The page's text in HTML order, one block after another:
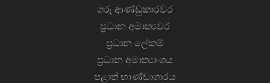
ගරු ආණ්ඩුකාරවර
ප්‍රධාන අමාත්‍යවර
ප්‍රධාන ලේකම්
ප්‍රධාන අමාත්‍යාංශය
පළාත් භාණ්ඩාගාරය